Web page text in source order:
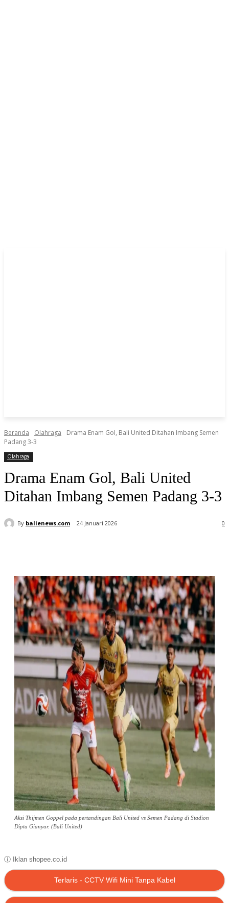
Beranda Olahraga
Drama Enam Gol, Bali United Ditahan Imbang Semen
Padang 3-3
Olahraga
Drama Enam Gol, Bali United
Ditahan Imbang Semen Padang 3-3
By balienews.com 24 Januari 2026 0
Aksi Thijmen Goppel pada pertandingan Bali United vs Semen Padang di Stadion
Dipta Gianyar. (Bali United)
ⓘ Iklan shopee.co.id
Terlaris - CCTV Wifi Mini Tanpa Kabel